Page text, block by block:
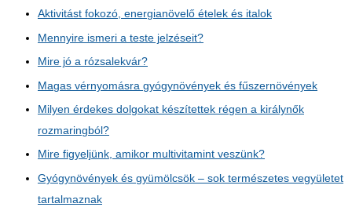
Aktivitást fokozó, energianövelő ételek és italok
Mennyire ismeri a teste jelzéseit?
Mire jó a rózsalekvár?
Magas vérnyomásra gyógynövények és fűszernövények
Milyen érdekes dolgokat készítettek régen a királynők
rozmaringból?
Mire figyeljünk, amikor multivitamint veszünk?
Gyógynövények és gyümölcsök – sok természetes vegyületet
tartalmaznak